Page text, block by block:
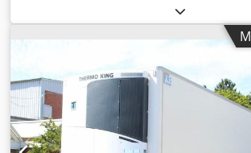
, pirmoji
spalva:juodas, pakaba:plienas, sėdimų
ABS, borto
navigacijos sistema, oro
statymo jutikliai, stumdomos durys,
trauki kontrolė, vairo stiprintuvas